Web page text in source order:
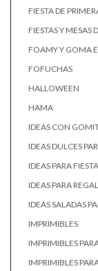
FIESTA DE
FIESTAS Y MESAS
FOAMY Y GOMA
FOFUCHAS
HALLOWEEN
HAMA
IDEAS CON
IDEAS DULCES
IDEAS PARA
IDEAS PARA
IDEAS SALADAS
IMPRIMIBLES
IMPRIMIBLES
IMPRIMIBLES